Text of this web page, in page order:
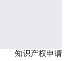
知识产权申请